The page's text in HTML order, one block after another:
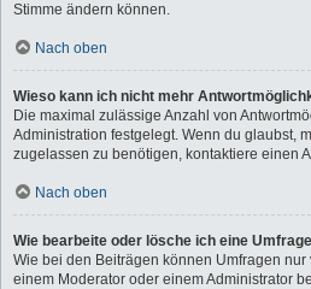
Stimme ändern können.
Nach oben
Wieso kann ich nicht mehr
Die maximal zulässige Anzahl von
Administration festgelegt. Wenn du glaubst,
zugelassen zu benötigen, kontaktiere einen
Nach oben
Wie bearbeite oder lösche ich eine
Wie bei den Beiträgen können Umfragen
einem Moderator oder einem Administrator